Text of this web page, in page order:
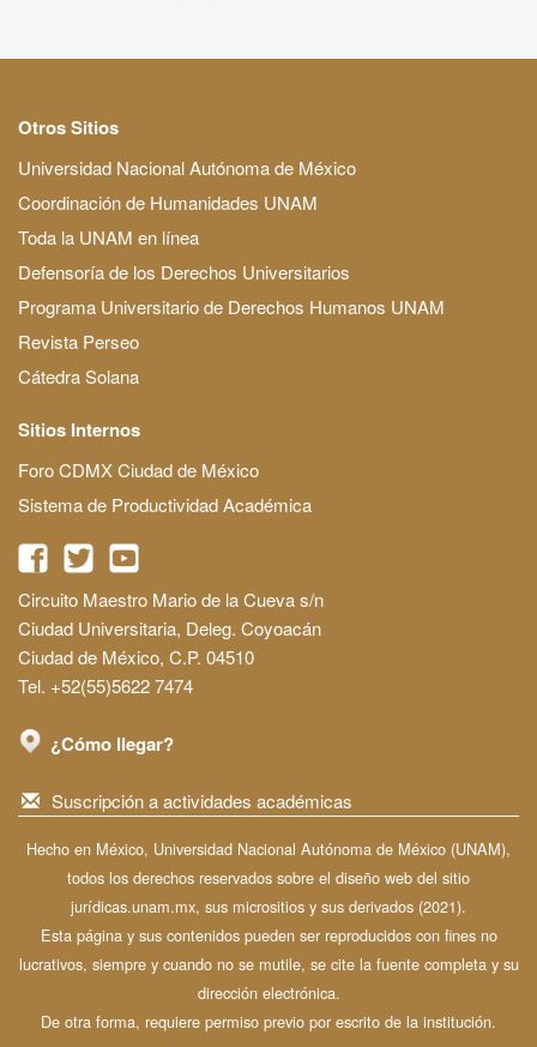
Otros Sitios
Universidad Nacional Autónoma de México
Coordinación de Humanidades UNAM
Toda la UNAM en línea
Defensoría de los Derechos Universitarios
Programa Universitario de Derechos Humanos UNAM
Revista Perseo
Cátedra Solana
Sitios Internos
Foro CDMX Ciudad de México
Sistema de Productividad Académica
Circuito Maestro Mario de la Cueva s/n
Ciudad Universitaria, Deleg. Coyoacán
Ciudad de México, C.P. 04510
Tel. +52(55)5622 7474
¿Cómo llegar?
Suscripción a actividades académicas
Hecho en México, Universidad Nacional Autónoma de México (UNAM),
todos los derechos reservados sobre el diseño web del sitio
jurídicas.unam.mx, sus micrositios y sus derivados (2021).
Esta página y sus contenidos pueden ser reproducidos con fines no
lucrativos, siempre y cuando no se mutile, se cite la fuente completa y su
dirección electrónica.
De otra forma, requiere permiso previo por escrito de la institución.